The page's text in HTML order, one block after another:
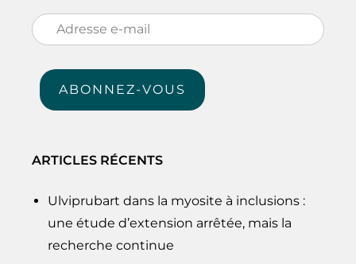
Adresse
e-
mail
ABONNEZ-VOUS
ARTICLES RÉCENTS
Ulviprubart dans la myosite à inclusions :
une étude d’extension arrêtée, mais la
recherche continue